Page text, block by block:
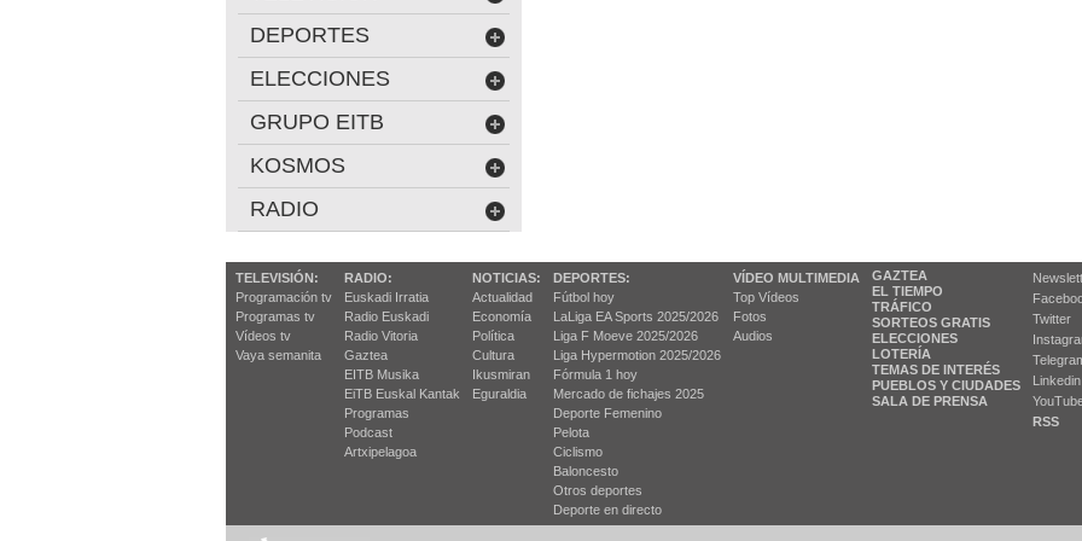
DEPORTES
ELECCIONES
GRUPO EITB
KOSMOS
RADIO
TELEVISIÓN:
Programación tv
Programas tv
Vídeos tv
Vaya semanita
RADIO:
Euskadi Irratia
Radio Euskadi
Radio Vitoria
Gaztea
EITB Musika
EiTB Euskal Kantak
Programas
Podcast
Artxipelagoa
NOTICIAS:
Actualidad
Economía
Política
Cultura
Ikusmiran
Eguraldia
DEPORTES:
Fútbol hoy
LaLiga EA Sports 2025/2026
Liga F Moeve 2025/2026
Liga Hypermotion 2025/2026
Fórmula 1 hoy
Mercado de fichajes 2025
Deporte Femenino
Pelota
Ciclismo
Baloncesto
Otros deportes
Deporte en directo
VÍDEO MULTIMEDIA
Top Vídeos
Fotos
Audios
GAZTEA
EL TIEMPO
TRÁFICO
SORTEOS GRATIS
ELECCIONES
LOTERÍA
TEMAS DE INTERÉS
PUEBLOS Y CIUDADES
SALA DE PRENSA
Twitter
Linkedin
RSS